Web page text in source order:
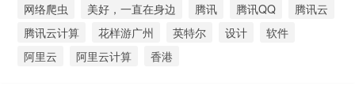
网络爬虫
美好，一直在身边 腾讯 腾讯QQ
腾讯云
腾讯云计算
花样游广州 英特尔 设计
软件
阿里云
阿里云计算 香港